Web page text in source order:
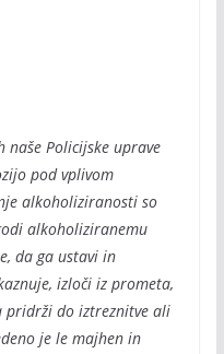
naše Policijske uprave
pod vplivom
alkoholiziranosti so
alkoholiziranemu
da ga ustavi in
izloči iz prometa,
pridrži do iztreznitve ali
je le majhen in